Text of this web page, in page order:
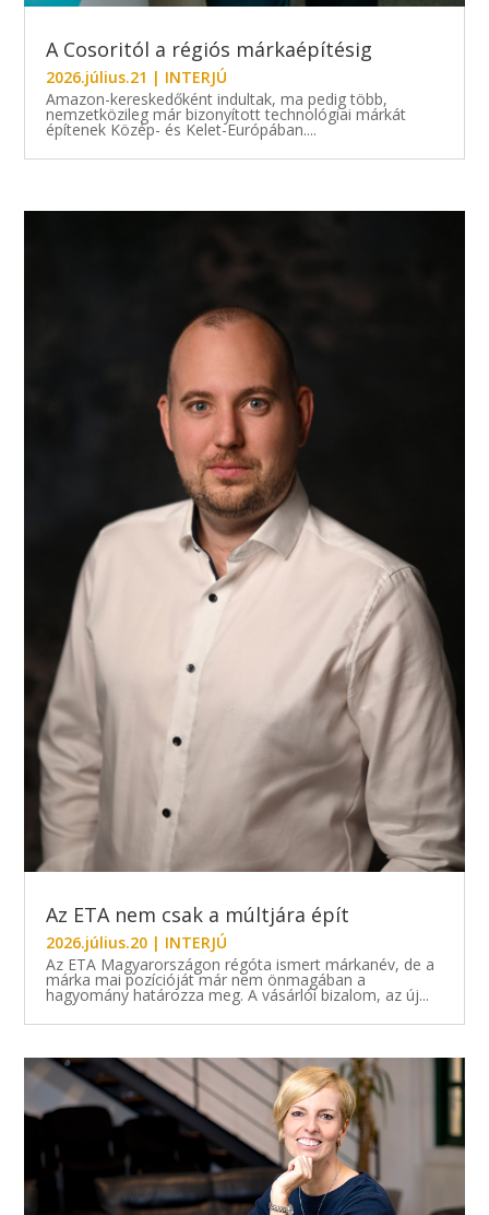
A Cosoritól a régiós márkaépítésig
2026.július.21 | INTERJÚ
Amazon-kereskedőként indultak, ma pedig több,
nemzetközileg már bizonyított technológiai márkát
építenek Közép- és Kelet-Európában....
Az ETA nem csak a múltjára épít
2026.július.20 | INTERJÚ
Az ETA Magyarországon régóta ismert márkanév, de a
márka mai pozícióját már nem önmagában a
hagyomány határozza meg. A vásárlói bizalom, az új...